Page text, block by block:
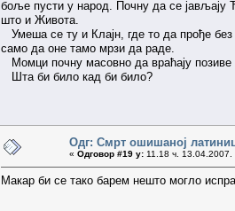
боље пусти у народ. Почну да се јављају
што и Живота.
Умеша се ту и Клајн, где то да прође
само да оне тамо мрзи да раде.
Момци почну масовно да враћају позиве
Шта би било кад би било?
Одг: Смрт ошишаној
« Одговор #19 у: 11.18 ч. 13.04.2007.
Макар би се тако барем нешто могло